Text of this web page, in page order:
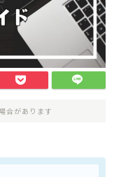
合があります